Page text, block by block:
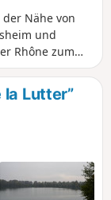
Nähe von
und
Rhône zum
Nordhouse.
Lutter”